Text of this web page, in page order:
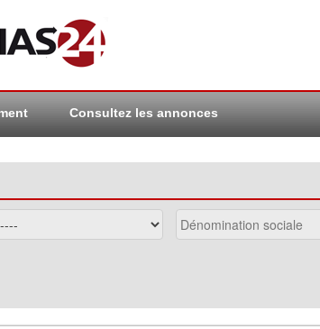
Consultez les annonces